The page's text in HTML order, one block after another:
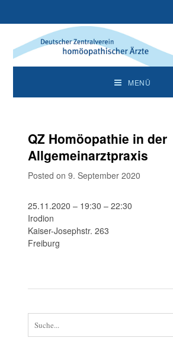
MENÜ
QZ Homöopathie in der
Allgemeinarztpraxis
Posted on 9. September 2020
25.11.2020 – 19:30 – 22:30
Irodion
Kaiser-Josephstr. 263
Freiburg